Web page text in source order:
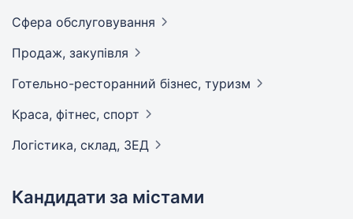
Сфера обслуговування
Продаж, закупівля
Готельно-ресторанний бізнес, туризм
Краса, фітнес, спорт
Логістика, склад, ЗЕД
Кандидати за містами